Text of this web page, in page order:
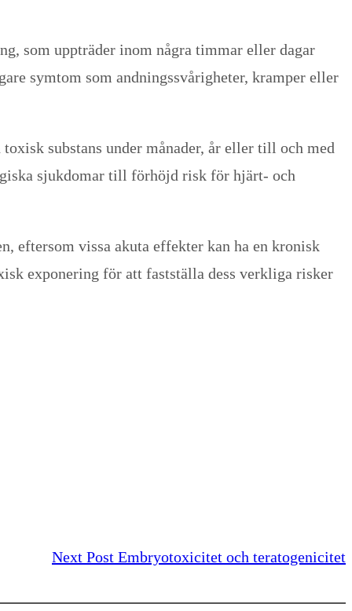
som uppträder inom några timmar eller dagar
symtom som andningssvårigheter, kramper eller
substans under månader, år eller till och med
sjukdomar till förhöjd risk för hjärt- och
eftersom vissa akuta effekter kan ha en kronisk
exponering för att fastställa dess verkliga risker
Next Post Embryotoxicitet och teratogenicitet